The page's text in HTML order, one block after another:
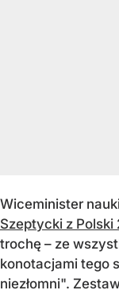
Wiceminister
Szeptycki z Polski
trochę – ze
konotacjami tego
niezłomni".